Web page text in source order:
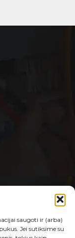
saugoti ir (arba)
Jei sutiksime su